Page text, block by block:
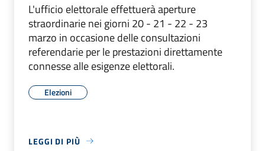
L'ufficio elettorale effettuerà aperture
straordinarie nei giorni 20 - 21 - 22 - 23
marzo in occasione delle consultazioni
referendarie per le prestazioni direttamente
connesse alle esigenze elettorali.
Elezioni
LEGGI DI PIÙ